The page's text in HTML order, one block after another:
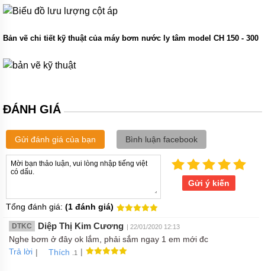
răng
bằng
bơm
mỡ
Máy
bơm
bánh
răng
inox
Bơm
bánh
răng
KCB
Bản vẽ chi tiết kỹ thuật của máy bơm nước ly tâm model CH 150 - 300
ĐÁNH GIÁ
Gửi đánh giá của bạn Bình luận facebook
Gửi ý kiến
Tổng đánh giá: (1 đánh giá)
DTKC Diệp Thị Kim Cương | 22/01/2020 12:13
Nghe bơm ở đây ok lắm, phải sắm ngay 1 em mới đc
Trả lời | Thích .1 |